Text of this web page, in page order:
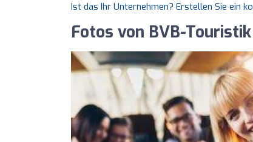
Ist das Ihr Unternehmen? Erstellen Sie ein
Fotos von BVB-